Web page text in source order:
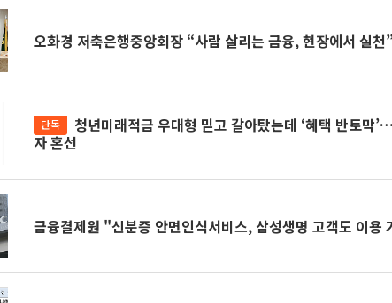
오화경 저축은행중앙회장 “사람 살리는 금융, 현장에서 실천
단독
청년미래적금 우대형 믿고 갈아탔는데 ‘혜택 반토막’…심사 오류에 가입
자 혼선
금융결제원 "신분증 안면인식서비스, 삼성생명 고객도 이용